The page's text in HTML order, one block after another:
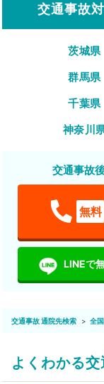
交通事故
茨城県
群馬県
千葉県
神奈川
交通事故
無料
LINEで
交通事故 通院先検索 全
よくわかる